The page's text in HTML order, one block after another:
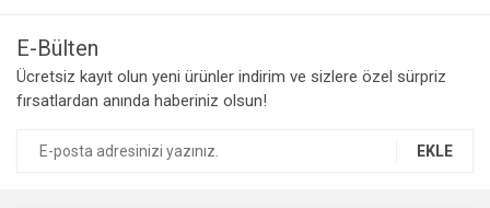
E-Bülten
Ücretsiz kayıt olun yeni ürünler indirim ve sizlere özel sürpriz
fırsatlardan anında haberiniz olsun!
EKLE